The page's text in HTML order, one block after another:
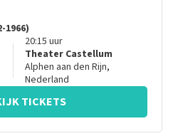
20:15 uur
Theater Castellum
Alphen aan den Rijn,
Nederland
TICKETS